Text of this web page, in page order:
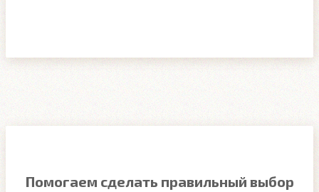
Помогаем сделать правильный выбор